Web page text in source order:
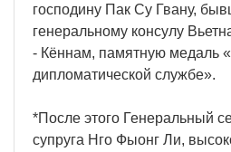
господину Пак Су Гвану,
генеральному консулу
- Кённам, памятную медаль
дипломатической службе».
*После этого Генеральный
супруга Нго Фыонг Ли,